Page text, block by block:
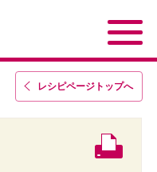
レシピページトップへ